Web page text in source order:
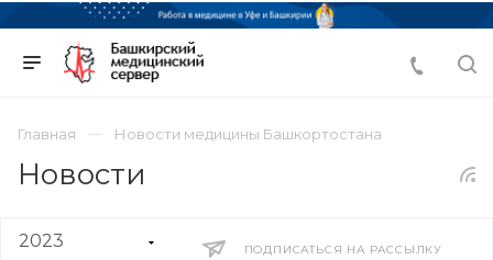
Главная Новости медицины Башкортостана
Новости
ПОДПИСАТЬСЯ НА РАССЫЛКУ